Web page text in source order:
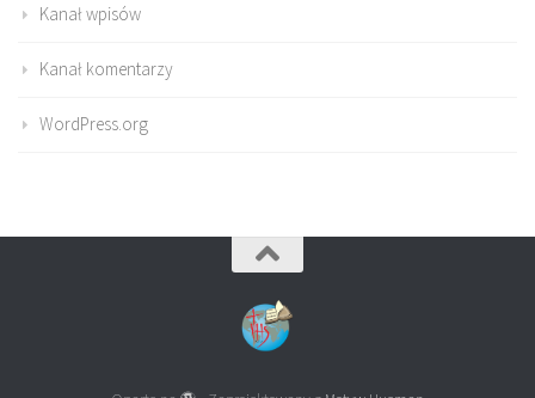
Kanał wpisów
Kanał komentarzy
WordPress.org